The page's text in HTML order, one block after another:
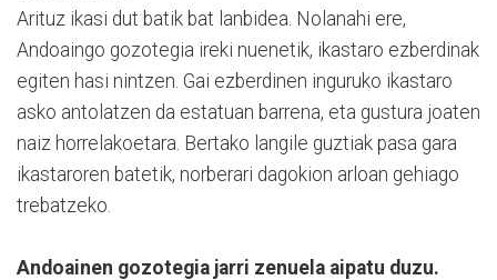
Arituz ikasi dut batik bat lanbidea. Nolanahi ere,
Andoaingo gozotegia ireki nuenetik, ikastaro ezberdinak
egiten hasi nintzen. Gai ezberdinen inguruko ikastaro
asko antolatzen da estatuan barrena, eta gustura joaten
naiz horrelakoetara. Bertako langile guztiak pasa gara
ikastaroren batetik, norberari dagokion arloan gehiago
trebatzeko.
Andoainen gozotegia jarri zenuela aipatu duzu.